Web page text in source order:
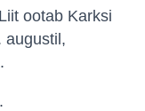
ootab Karksi
augustil,